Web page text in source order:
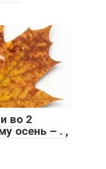
во 2
осень – . ,